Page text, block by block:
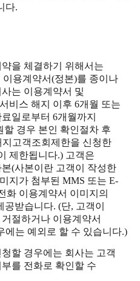
다.
을 체결하기 위해서는
용계약서(정본)를 종이나
는 이용계약서 및
비스 해지 이후 6개월 또는
일로부터 6개월까지
할 경우 본인 확인절차 후
고객조회제한을 신청한
제한됩니다.) 고객은
(사본이란 고객이 작성한
지가 첨부된 MMS 또는 E-
화 이용계약서 이미지의
받습니다. (단, 고객이
절하거나 이용계약서
에는 예외로 할 수 있습니다.)
할 경우에는 회사는 고객
를 전화로 확인할 수